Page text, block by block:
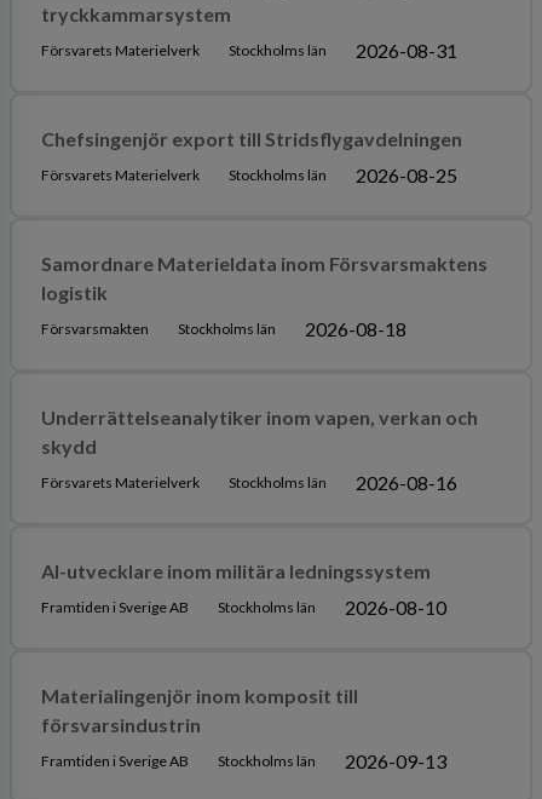
tryckkammarsystem
Försvarets Materielverk Stockholms län 2026-08-31
Chefsingenjör export till Stridsflygavdelningen
Försvarets Materielverk Stockholms län 2026-08-25
Samordnare Materieldata inom Försvarsmaktens
logistik
Försvarsmakten Stockholms län 2026-08-18
Underrättelseanalytiker inom vapen, verkan och
skydd
Försvarets Materielverk Stockholms län 2026-08-16
AI-utvecklare inom militära ledningssystem
Framtiden i Sverige AB Stockholms län 2026-08-10
Materialingenjör inom komposit till
försvarsindustrin
Framtiden i Sverige AB Stockholms län 2026-09-13